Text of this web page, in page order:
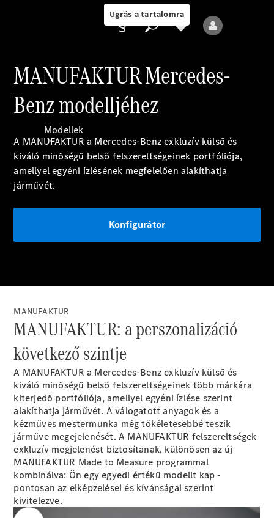
Ugrás a tartalomra
Ajánlattevő/adatvédelmi
irányelvek
Modellek
Új modellek
Plug-in hibrid modellek
Limuzin
Összes
Limuzin
CLA
Elektromos
CLA
C-osztály
Limuzin
C-
osztály
Limuzin
MANUFAKTUR Mercedes-
Benz modelljéhez
A MANUFAKTUR a Mercedes-Benz exkluzív külső és
kiváló minőségű belső felszereltségeinek portfóliója,
amellyel egyéni ízlésének megfelelően alakíthatja
járművét.
Konfigurátor
MANUFAKTUR
MANUFAKTUR: a perszonalizáció
következő szintje
A MANUFAKTUR a Mercedes-Benz exkluzív külső és
kiváló minőségű belső felszereltségeinek több márkára
kiterjedő portfóliója, amellyel egyéni ízlése szerint
alakíthatja járművét. A válogatott anyagok és a
kézműves mestermunka még tökéletesebbé teszik
járműve megejelenését. A MANUFAKTUR felszereltségek
exkluzív megjelenést biztosítanak, különösen az új
MANUFAKTUR Made to Measure programmal
kombinálva: Ön egy egyedi értékű modellt kap -
pontosan az elképzelései és kívánságai szerint
kivitelezve.